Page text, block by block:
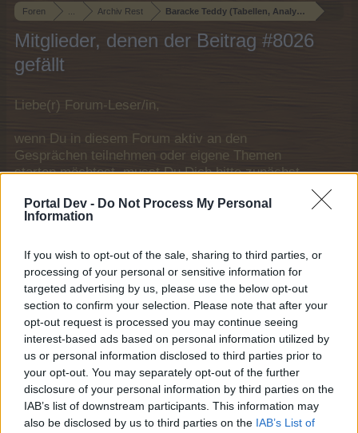
Portal Dev - Do Not Process My Personal
Information
If you wish to opt-out of the sale, sharing to third parties, or
processing of your personal or sensitive information for
targeted advertising by us, please use the below opt-out
section to confirm your selection. Please note that after your
opt-out request is processed you may continue seeing
interest-based ads based on personal information utilized by
us or personal information disclosed to third parties prior to
your opt-out. You may separately opt-out of the further
disclosure of your personal information by third parties on the
IAB’s list of downstream participants. This information may
also be disclosed by us to third parties on the IAB’s List of
Foren Archiv Rest Baracke Teddy (Tabellen, Analysen und
Mitglieder, denen der Beitrag #8026
gefällt
Liebe(r) Forum-Leser/in,
wenn Du in diesem Forum aktiv an den
Gesprächen teilnehmen oder eigene Themen
starten möchtest, musst Du Dich bitte zunächst
Spielaccount besitzt, bitte registriere Dich neu.
Wir freuen uns auf Deinen nächsten Besuch in
31 Mai 2015
beate118
Forenbewohner
Beiträge: 247 Zustimmungen: 2.879 Punkte für Erfolge: 250
29 Mai 2015
unawatuna1
Lebende Forenlegende, weiblich, <
5.184 Zustimmungen: 62.060
29 Mai 2015
Lady-Amalthea